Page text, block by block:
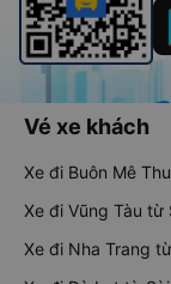
Vé xe khách
Xe đi Buôn Mê
Xe đi Vũng Tàu từ
Xe đi Nha Trang